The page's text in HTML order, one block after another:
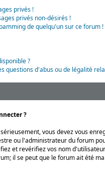
privés !
privés non-désirés !
de quelqu'un sur ce forum !
?
questions d'abus ou de légalité
?
vous devez vous
ou l'administrateur du forum
et revérifiez vos nom
il se peut que le forum ait été